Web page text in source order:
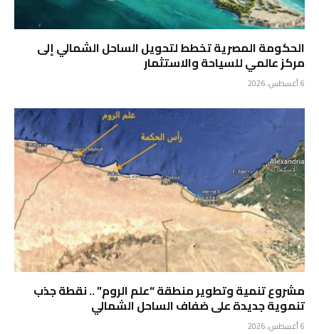
الحكومة المصرية تخطط لتحويل الساحل الشمالي إلى
مركز عالمي للسياحة والاستثمار
6 أغسطس، 2026
مشروع تنمية وتطوير منطقة “علم الروم” .. نقطة جذب
تنموية جديدة على ضفاف الساحل الشمالي
6 أغسطس، 2026